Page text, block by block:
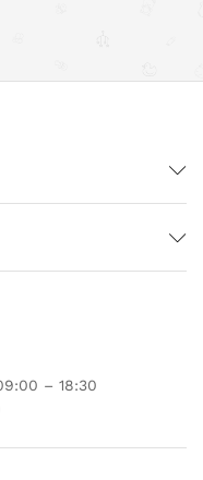
– 18:30